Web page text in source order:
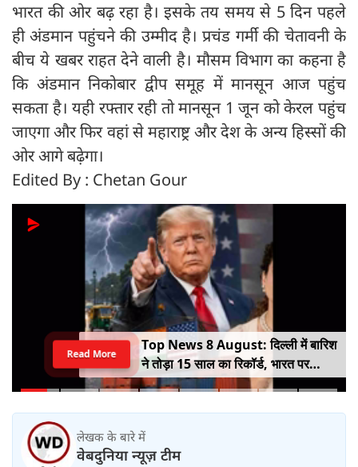
भारत की ओर बढ़ रहा है। इसके तय समय से 5 दिन पहले
ही अंडमान पहुंचने की उम्मीद है। प्रचंड गर्मी की चेतावनी के
बीच ये खबर राहत देने वाली है। मौसम विभाग का कहना है
कि अंडमान निकोबार द्वीप समूह में मानसून आज पहुंच
सकता है। यही रफ्तार रही तो मानसून 1 जून को केरल पहुंच
जाएगा और फिर वहां से महाराष्ट्र और देश के अन्य हिस्सों की
ओर आगे बढ़ेगा।
Edited By : Chetan Gour
Top News 8 August: दिल्ली में बारिश
ने तोड़ा 15 साल का रिकॉर्ड, भारत पर
100% टैरिफ का खतरा; Gen Z पर कंगना
Read More
लेखक के बारे में
वेबदुनिया न्यूज़ टीम